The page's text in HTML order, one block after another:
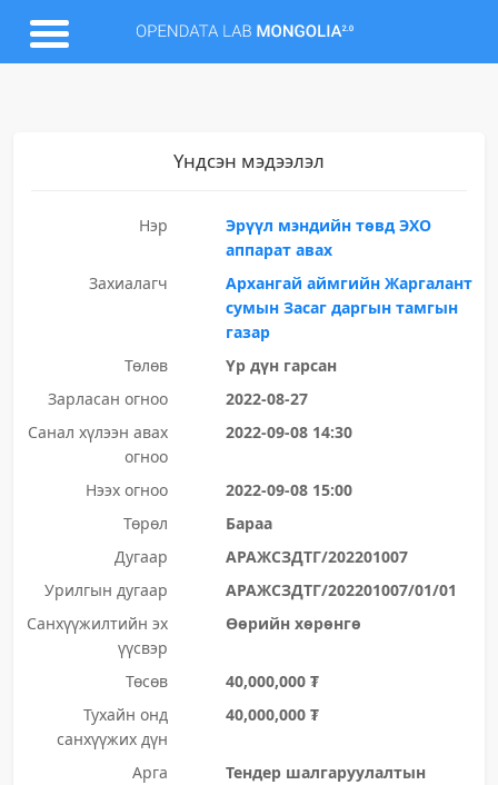
Үндсэн мэдээлэл
Нэр
Эрүүл мэндийн төвд ЭХО
аппарат авах
Захиалагч
Архангай аймгийн Жаргалант
сумын Засаг даргын тамгын
газар
Төлөв
Үр дүн гарсан
Зарласан огноо
2022-08-27
Санал хүлээн авах
огноо
2022-09-08 14:30
Нээх огноо
2022-09-08 15:00
Төрөл
Бараа
Дугаар
АРАЖСЗДТГ/202201007
Урилгын дугаар
АРАЖСЗДТГ/202201007/01/01
Санхүүжилтийн эх
үүсвэр
Өөрийн хөрөнгө
Төсөв
40,000,000 ₮
Тухайн онд
санхүүжих дүн
40,000,000 ₮
Арга
Тендер шалгаруулалтын